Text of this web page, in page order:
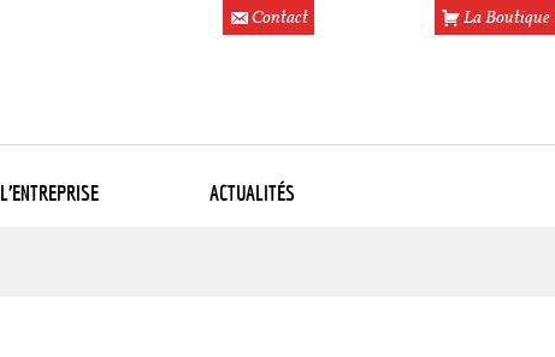
L’ENTREPRISE ACTUALITÉS
La Boutique
Contact